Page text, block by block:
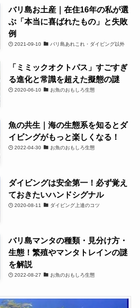
バリ島お土産｜在住16年の私が選
ぶ「本当に喜ばれたもの」と失敗
例
2021-09-10 バリ島あれこれ・ダイビング以外
「ミミックオクトパス」すごすぎ
る進化と常識を超えた擬態の謎
2020-06-10 お魚のおもしろ生態
魚の共生｜海の生態系を知るとダ
イビングがもっと楽しくなる！
2022-04-30 お魚のおもしろ生態
ダイビングは安全第一！必ず覚え
ておきたいハンドシグナル
2020-08-11 ダイビング上達のコツ
バリ島マンタの種類・見分け方・
生態！繁殖やマンタトレインの謎
を解説
2022-08-27 お魚のおもしろ生態